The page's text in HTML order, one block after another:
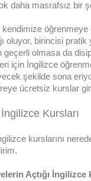
daha masrafsız bir
kendimize öğrenmeye
oluyor, birincisi pratik
geçerli olmasa da
için İngilizce
şekilde sona
ücretsiz kurslar
Kursları
kurslarını
Açtığı İngilizce